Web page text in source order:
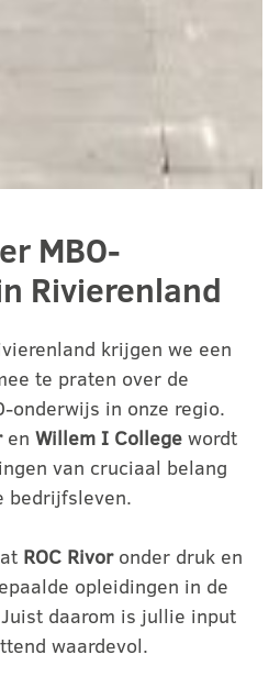
MBO-
Rivierenland
krijgen we een
te praten over de
onderwijs in onze regio.
en Willem I College wordt
van cruciaal belang
bedrijfsleven.
ROC Rivoronder druk en
opleidingen in de
daarom is jullie input
waardevol.